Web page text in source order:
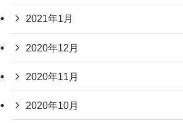
2021年1月
2020年12月
2020年11月
2020年10月